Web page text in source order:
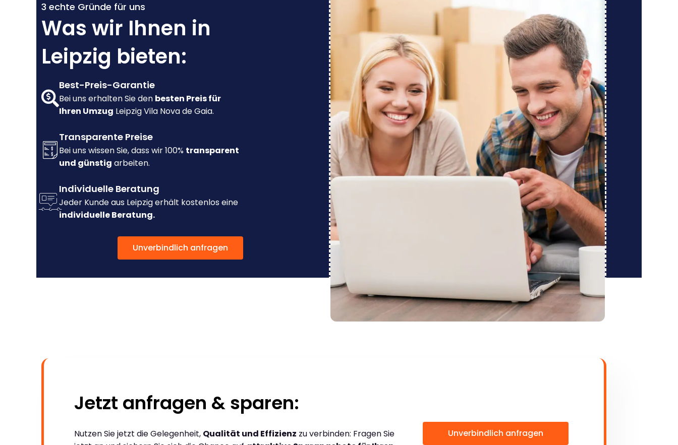
3 echte Gründe für uns
Was wir Ihnen in
Leipzig bieten:
Best-Preis-Garantie
Bei uns erhalten Sie den besten Preis für
Ihren Umzug Leipzig Vila Nova de Gaia.
Transparente Preise
Bei uns wissen Sie, dass wir 100% transparent
und günstig arbeiten.
Individuelle Beratung
Jeder Kunde aus Leipzig erhält kostenlos eine
individuelle Beratung.
Unverbindlich anfragen
Jetzt anfragen & sparen:
Nutzen Sie jetzt die Gelegenheit, Qualität und Effizienz zu verbinden: Fragen Sie
Unverbindlich anfragen